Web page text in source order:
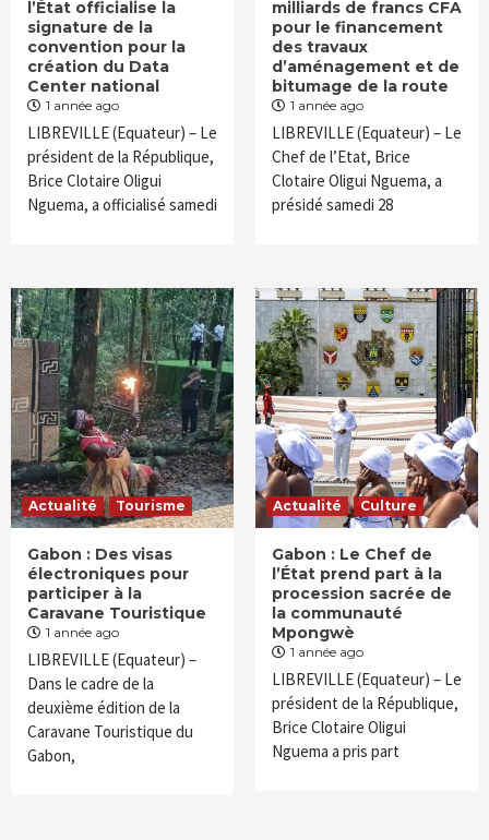
l’État officialise la
signature de la
convention pour la
création du Data
Center national
1 année ago
LIBREVILLE (Equateur) – Le
président de la République,
Brice Clotaire Oligui
Nguema, a officialisé samedi
milliards de francs CFA
pour le financement
des travaux
d’aménagement et de
bitumage de la route
1 année ago
LIBREVILLE (Equateur) – Le
Chef de l’Etat, Brice
Clotaire Oligui Nguema, a
présidé samedi 28
Actualité Tourisme
Gabon : Des visas
électroniques pour
participer à la
Caravane Touristique
1 année ago
LIBREVILLE (Equateur) –
Dans le cadre de la
deuxième édition de la
Caravane Touristique du
Gabon,
Actualité Culture
Gabon : Le Chef de
l’État prend part à la
procession sacrée de
la communauté
Mpongwè
1 année ago
LIBREVILLE (Equateur) – Le
président de la République,
Brice Clotaire Oligui
Nguema a pris part